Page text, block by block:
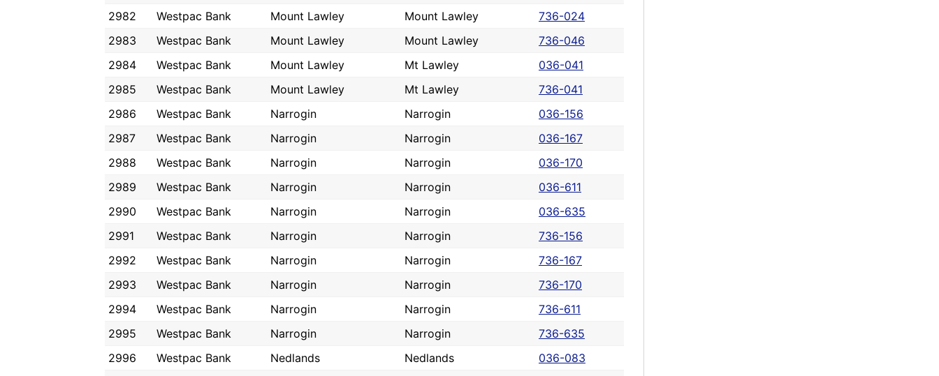
2982
Westpac Bank Mount Lawley Mount Lawley
736-024
2983
Westpac Bank Mount Lawley Mount Lawley
736-046
2984
Westpac Bank Mount Lawley Mt Lawley
036-041
2985
Westpac Bank Mount Lawley Mt Lawley
736-041
2986
Westpac Bank Narrogin Narrogin
036-156
2987
Westpac Bank Narrogin Narrogin
036-167
2988
Westpac Bank Narrogin Narrogin
036-170
2989
Westpac Bank Narrogin Narrogin
036-611
2990
Westpac Bank Narrogin Narrogin
036-635
2991
Westpac Bank Narrogin Narrogin
736-156
2992
Westpac Bank Narrogin Narrogin
736-167
2993
Westpac Bank Narrogin Narrogin
736-170
2994
Westpac Bank Narrogin Narrogin
736-611
2995
Westpac Bank Narrogin Narrogin
736-635
2996
Westpac Bank Nedlands Nedlands
036-083